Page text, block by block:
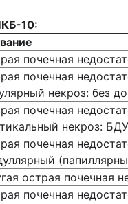
10:
почечная
почечная
некроз: без
почечная
некроз:
почечная
острая почечная
почечная